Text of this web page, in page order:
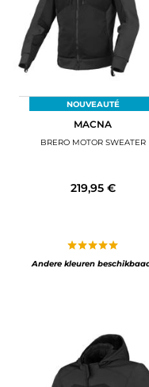
NOUVEAUTÉ
MACNA
BRERO MOTOR SWEATER
219,95 €
Andere kleuren